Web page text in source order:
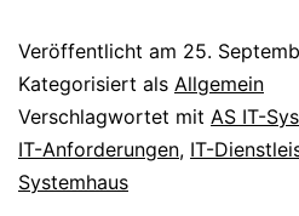
Veröffentlicht am 25.
Kategorisiert als Allgemein
Verschlagwortet mit AS IT-
IT-Anforderungen, IT-
Systemhaus